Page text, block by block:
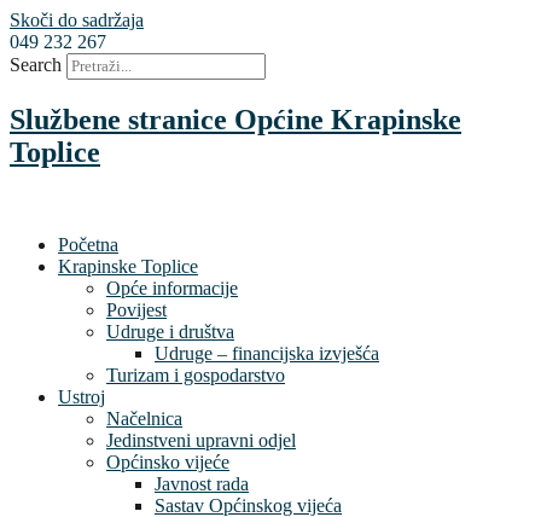
Skoči do sadržaja
049 232 267
Search
Službene stranice Općine Krapinske
Toplice
Početna
Krapinske Toplice
Opće informacije
Povijest
Udruge i društva
Udruge – financijska izvješća
Turizam i gospodarstvo
Ustroj
Načelnica
Jedinstveni upravni odjel
Općinsko vijeće
Javnost rada
Sastav Općinskog vijeća